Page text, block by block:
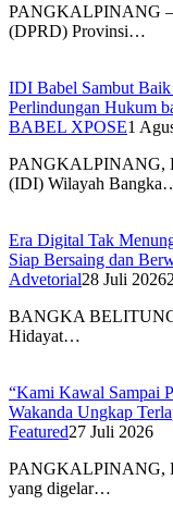
PANGKALPINANG –
(DPRD) Provinsi…
IDI Babel Sambut Baik
Perlindungan Hukum
BABEL XPOSE1
PANGKALPINANG,
(IDI) Wilayah
Era Digital Tak
Siap Bersaing dan
Advetorial28 Juli 2026
BANGKA BELITUNG
Hidayat…
“Kami Kawal Sampai
Wakanda Ungkap
Featured27 Juli 2026
PANGKALPINANG,
yang digelar…